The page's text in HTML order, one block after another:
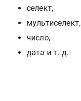
селект,
мультиселект,
число,
дата и т. д.